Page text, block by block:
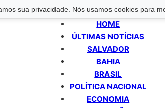
sua privacidade. Nós usamos cookies para
HOME
ÚLTIMAS NOTÍCIAS
SALVADOR
BAHIA
BRASIL
POLÍTICA NACIONAL
ECONOMIA